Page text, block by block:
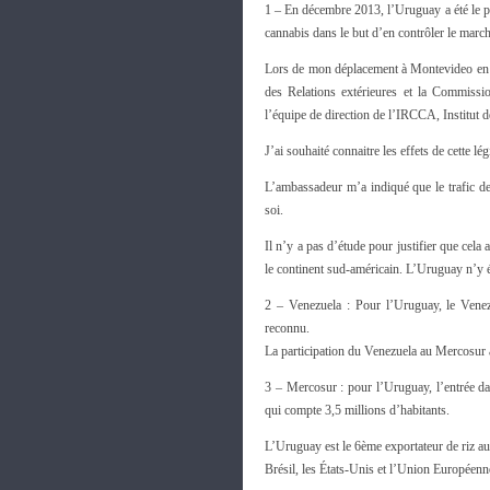
1 – En décembre 2013, l’Uruguay a été
cannabis dans le but d’en contrôler le
Lors de mon déplacement à Montevideo
des Relations extérieures et la
l’équipe de direction de l’IRCCA, Institut
J’ai souhaité connaitre les effets de cette
L’ambassadeur m’a indiqué que le trafic
soi.
Il n’y a pas d’étude pour justifier que cela
le continent sud-américain. L’Uruguay n’y
2 – Venezuela : Pour l’Uruguay, le
reconnu.
La participation du Venezuela au Mercosur
3 – Mercosur : pour l’Uruguay, l’entrée
qui compte 3,5 millions d’habitants.
L’Uruguay est le 6ème exportateur de riz
Brésil, les États-Unis et l’Union